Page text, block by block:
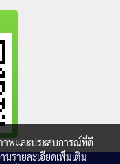
าพและประสบการณ์ที่ดี
นรายละเอียดเพิ่มเติม